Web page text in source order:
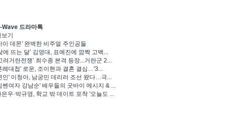
Wave 드라마톡
기
이 데몬' 완벽한 비주얼 주인공들
에 뜨는 달’ 김영대, 표예진에 깜짝 고백...
려거란전쟁’ 최수종 본격 등장...거란군 2...
례대첩' 로운, 조이현과 결혼 결심…'3...
인' 이청아, 남궁민 데리러 조선 왔다…극...
쎈여자 강남순' 배우들의 굿바이 메시지 & ...
은우·박규영, 학교 밖 데이트 포착 '오늘도 ...